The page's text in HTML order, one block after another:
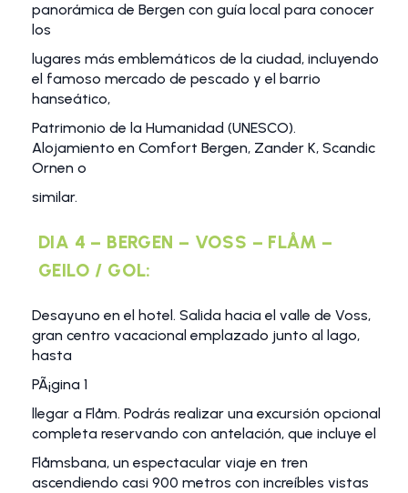
panorámica de Bergen con guía local para conocer
los
lugares más emblemáticos de la ciudad, incluyendo
el famoso mercado de pescado y el barrio
hanseático,
Patrimonio de la Humanidad (UNESCO).
Alojamiento en Comfort Bergen, Zander K, Scandic
Ornen o
similar.
DIA 4 – BERGEN – VOSS – FLÅM –
GEILO / GOL:
Desayuno en el hotel. Salida hacia el valle de Voss,
gran centro vacacional emplazado junto al lago,
hasta
PÃ¡gina 1
llegar a Flåm. Podrás realizar una excursión opcional
completa reservando con antelación, que incluye el
Flåmsbana, un espectacular viaje en tren
ascendiendo casi 900 metros con increíbles vistas